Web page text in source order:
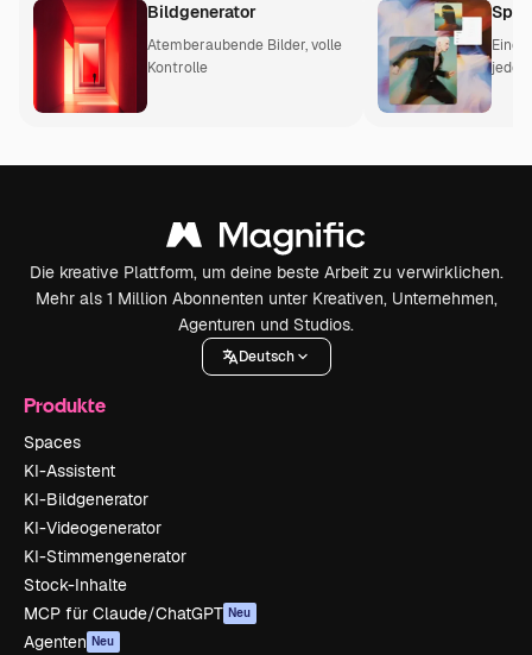
Bildgenerator
Atemberaubende Bilder, volle
Kontrolle
Eine
Die kreative Plattform, um deine beste Arbeit zu verwirklichen.
Mehr als 1 Million Abonnenten unter Kreativen, Unternehmen,
Agenturen und Studios.
Deutsch
Produkte
Spaces
KI-Assistent
KI-Bildgenerator
KI-Videogenerator
KI-Stimmengenerator
Stock-Inhalte
MCP für Claude/ChatGPT Neu
Agenten Neu